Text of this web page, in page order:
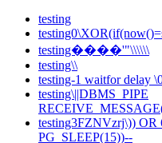
testing
testing����'"\\\\\\
testing\\
testing-1 waitfor delay
testing\||DBMS_PIPE
testing3FZNVzrj\))
PG_SLEEP(15))--